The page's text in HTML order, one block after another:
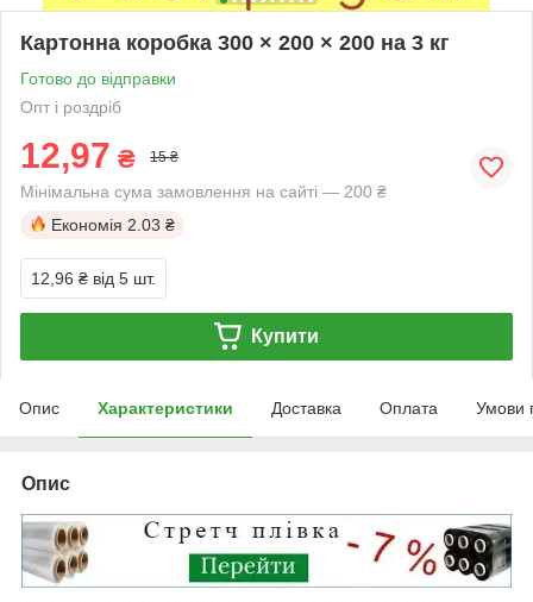
Картонна коробка 300 × 200 × 200 на 3 кг
Готово до відправки
Опт і роздріб
12,97 ₴ 15 ₴
Мінімальна сума замовлення на сайті — 200 ₴
Економія 2.03 ₴
12,96 ₴ від 5 шт.
Купити
Опис Характеристики Доставка Оплата Умови
Опис